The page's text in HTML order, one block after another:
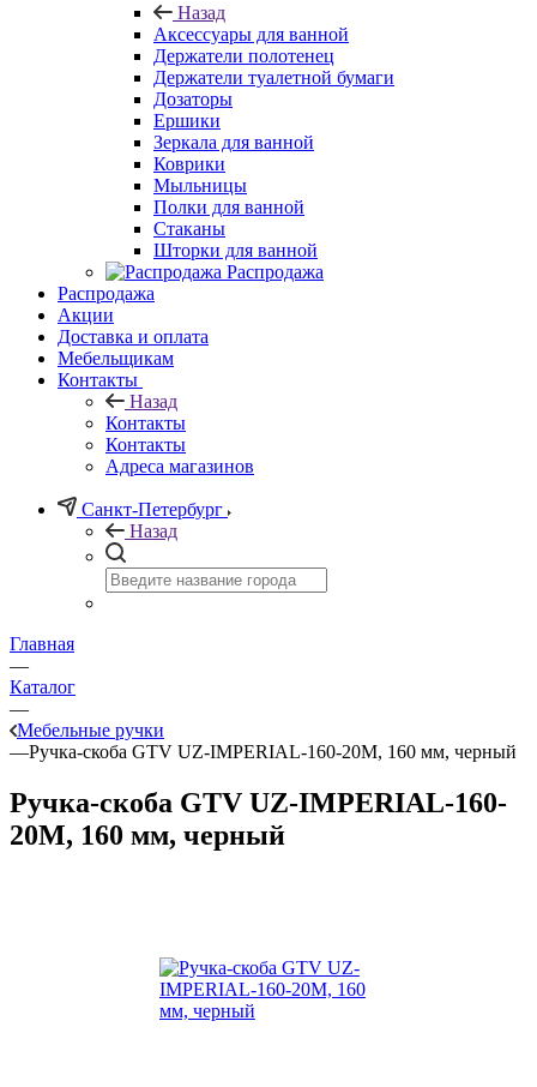
Назад
Аксессуары для ванной
Держатели полотенец
Держатели туалетной бумаги
Дозаторы
Ершики
Зеркала для ванной
Коврики
Мыльницы
Полки для ванной
Стаканы
Шторки для ванной
Распродажа
Распродажа
Акции
Доставка и оплата
Мебельщикам
Контакты
Назад
Контакты
Контакты
Адреса магазинов
Санкт-Петербург
Назад
Главная
—
Каталог
—
Мебельные ручки
—Ручка-скоба GTV UZ-IMPERIAL-160-20M, 160 мм, черный
Ручка-скоба GTV UZ-IMPERIAL-160-
20M, 160 мм, черный